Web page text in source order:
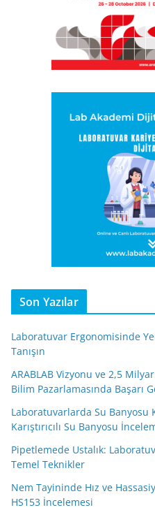
Son Yazılar
Laboratuvar Ergonomisinde
Tanışın
ARABLAB Vizyonu ve 2,5
Bilim Pazarlamasında Başarı
Laboratuvarlarda Su Banyosu
Karıştırıcılı Su Banyosu
Pipetlemede Ustalık:
Temel Teknikler
Nem Tayininde Hız ve
HS153 İncelemesi